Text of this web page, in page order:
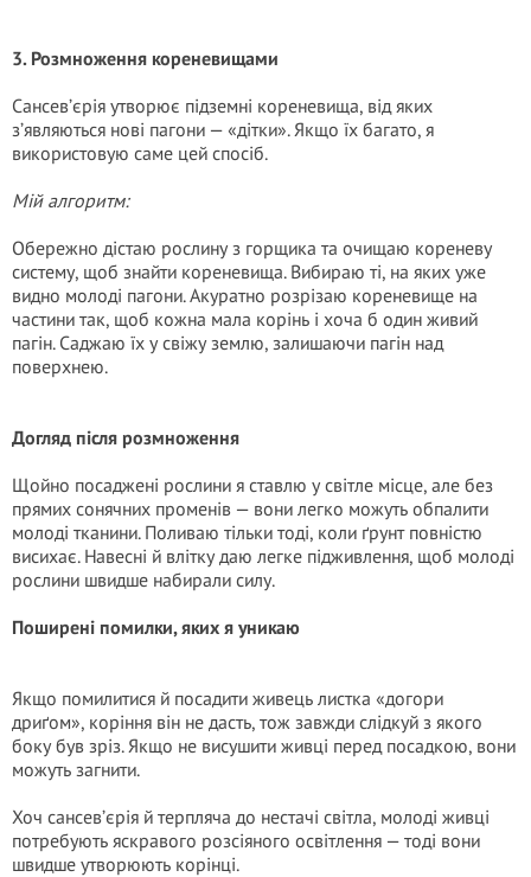
3. Розмноження кореневищами
Сансев’єрія утворює підземні кореневища, від яких
з’являються нові пагони — «дітки». Якщо їх багато, я
використовую саме цей спосіб.
Мій алгоритм:
Обережно дістаю рослину з горщика та очищаю кореневу
систему, щоб знайти кореневища. Вибираю ті, на яких уже
видно молоді пагони. Акуратно розрізаю кореневище на
частини так, щоб кожна мала корінь і хоча б один живий
пагін. Саджаю їх у свіжу землю, залишаючи пагін над
поверхнею.
Догляд після розмноження
Щойно посаджені рослини я ставлю у світле місце, але без
прямих сонячних променів — вони легко можуть обпалити
молоді тканини. Поливаю тільки тоді, коли ґрунт повністю
висихає. Навесні й влітку даю легке підживлення, щоб молоді
рослини швидше набирали силу.
Поширені помилки, яких я уникаю
Якщо помилитися й посадити живець листка «догори
дриґом», коріння він не дасть, тож завжди слідкуй з якого
боку був зріз. Якщо не висушити живці перед посадкою, вони
можуть загнити.
Хоч сансев’єрія й терпляча до нестачі світла, молоді живці
потребують яскравого розсіяного освітлення — тоді вони
швидше утворюють корінці.